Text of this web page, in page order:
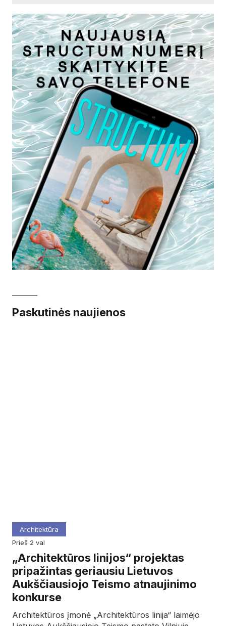
Paskutinės naujienos
Architektūra
prieš 2 val
„Architektūros linijos“ projektas
pripažintas geriausiu Lietuvos
Aukščiausiojo Teismo atnaujinimo
konkurse
Architektūros įmonė „Architektūros linija“ laimėjo